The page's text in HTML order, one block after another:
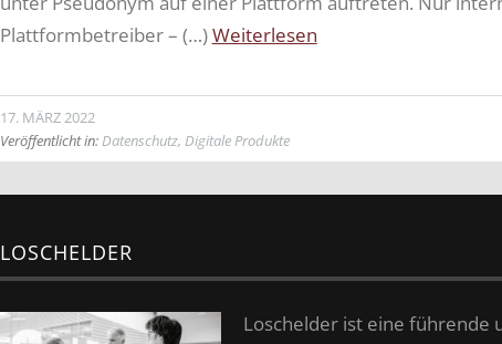
Plattformbetreiber – (…)Weiterlesen
17. MÄRZ 2022
Veröffentlicht in:Datenschutz, Digitale Produkte
LOSCHELDER
Loschelder ist eine führende